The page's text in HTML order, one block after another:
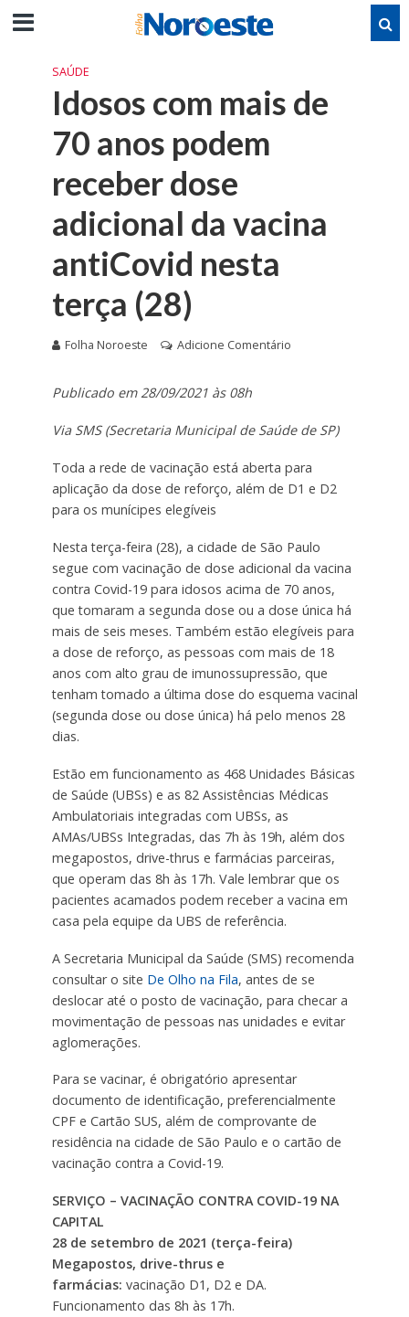
SAÚDE
Idosos com mais de
70 anos podem
receber dose
adicional da vacina
antiCovid nesta
terça (28)
Folha Noroeste Adicione Comentário
Publicado em 28/09/2021 às 08h
Via SMS (Secretaria Municipal de Saúde de SP)
Toda a rede de vacinação está aberta para
aplicação da dose de reforço, além de D1 e D2
para os munícipes elegíveis
Nesta terça-feira (28), a cidade de São Paulo
segue com vacinação de dose adicional da vacina
contra Covid-19 para idosos acima de 70 anos,
que tomaram a segunda dose ou a dose única há
mais de seis meses. Também estão elegíveis para
a dose de reforço, as pessoas com mais de 18
anos com alto grau de imunossupressão, que
tenham tomado a última dose do esquema vacinal
(segunda dose ou dose única) há pelo menos 28
dias.
Estão em funcionamento as 468 Unidades Básicas
de Saúde (UBSs) e as 82 Assistências Médicas
Ambulatoriais integradas com UBSs, as
AMAs/UBSs Integradas, das 7h às 19h, além dos
megapostos, drive-thrus e farmácias parceiras,
que operam das 8h às 17h. Vale lembrar que os
pacientes acamados podem receber a vacina em
casa pela equipe da UBS de referência.
A Secretaria Municipal da Saúde (SMS) recomenda
consultar o site De Olho na Fila, antes de se
deslocar até o posto de vacinação, para checar a
movimentação de pessoas nas unidades e evitar
aglomerações.
Para se vacinar, é obrigatório apresentar
documento de identificação, preferencialmente
CPF e Cartão SUS, além de comprovante de
residência na cidade de São Paulo e o cartão de
vacinação contra a Covid-19.
SERVIÇO – VACINAÇÃO CONTRA COVID-19 NA
CAPITAL
28 de setembro de 2021 (terça-feira)
Megapostos, drive-thrus e
farmácias: vacinação D1, D2 e DA.
Funcionamento das 8h às 17h.